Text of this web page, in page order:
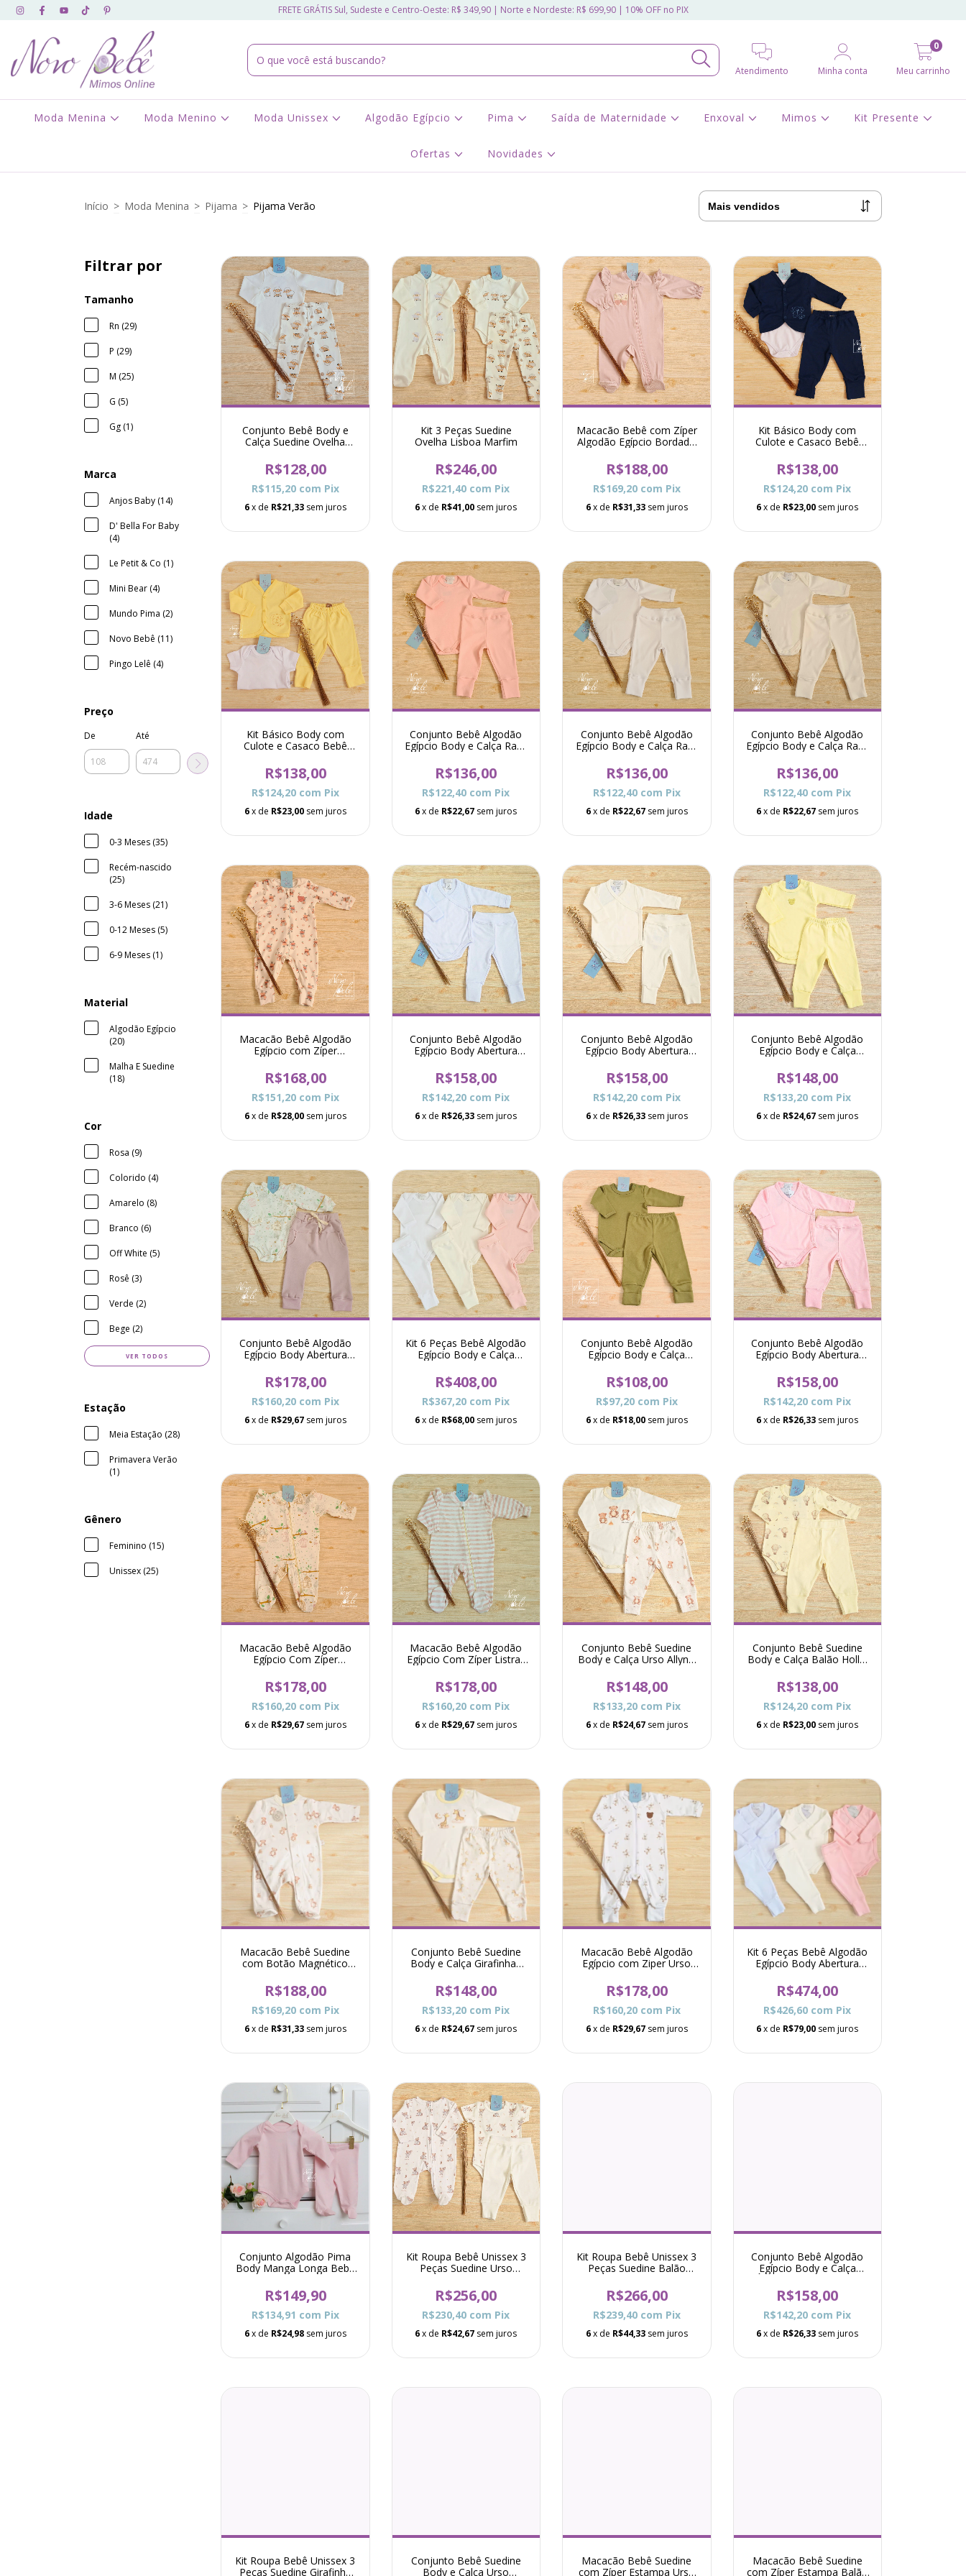
FRETE GRÁTIS Sul, Sudeste e Centro-Oeste: R$ 349,90 | Norte e Nordeste: R$ 699,90 | 10% OFF no PIX
Atendimento Minha conta Meu carrinho
0
Moda Menina Moda Menino Moda Unissex Algodão Egípcio Pima Saída de Maternidade Enxoval Mimos Kit Presente
Ofertas Novidades
Início > Moda Menina > Pijama > Pijama Verão
Filtrar por
Tamanho
Rn (29)
P (29)
M (25)
G (5)
Gg (1)
Marca
Anjos Baby (14)
D' Bella For Baby
(4)
Le Petit & Co (1)
Mini Bear (4)
Mundo Pima (2)
Novo Bebê (11)
Pingo Lelê (4)
Preço
De Até
Idade
0-3 Meses (35)
Recém-nascido
(25)
3-6 Meses (21)
0-12 Meses (5)
6-9 Meses (1)
Material
Algodão Egípcio
(20)
Malha E Suedine
(18)
Cor
Rosa (9)
Colorido (4)
Amarelo (8)
Branco (6)
Off White (5)
Rosê (3)
Verde (2)
Bege (2)
VER TODOS
Estação
Meia Estação (28)
Primavera Verão
(1)
Gênero
Feminino (15)
Unissex (25)
Conjunto Bebê Body e
Calça Suedine Ovelha
R$128,00
R$115,20 com Pix
6x de R$21,33 sem juros
Kit 3 Peças Suedine
Ovelha Lisboa Marfim
R$246,00
R$221,40 com Pix
6x de R$41,00 sem juros
Macacão Bebê com Zíper
Algodão Egípcio Bordado
R$188,00
R$169,20 com Pix
6x de R$31,33 sem juros
Kit Básico Body com
Culote e Casaco Bebê
R$138,00
R$124,20 com Pix
6x de R$23,00 sem juros
Kit Básico Body com
Culote e Casaco Bebê
R$138,00
R$124,20 com Pix
6x de R$23,00 sem juros
Conjunto Bebê Algodão
Egípcio Body e Calça Raf -
R$136,00
R$122,40 com Pix
6x de R$22,67 sem juros
Conjunto Bebê Algodão
Egípcio Body e Calça Raf -
R$136,00
R$122,40 com Pix
6x de R$22,67 sem juros
Conjunto Bebê Algodão
Egípcio Body e Calça Raf -
R$136,00
R$122,40 com Pix
6x de R$22,67 sem juros
Macacão Bebê Algodão
Egípcio com Zíper
Louise - Rosa Goiaba
R$168,00
R$151,20 com Pix
6x de R$28,00 sem juros
Conjunto Bebê Algodão
Egípcio Body Abertura
R$158,00
R$142,20 com Pix
6x de R$26,33 sem juros
Conjunto Bebê Algodão
Egípcio Body Abertura
R$158,00
R$142,20 com Pix
6x de R$26,33 sem juros
Conjunto Bebê Algodão
Egípcio Body e Calça
R$148,00
R$133,20 com Pix
6x de R$24,67 sem juros
Conjunto Bebê Algodão
Egípcio Body Abertura
Rosê
R$178,00
R$160,20 com Pix
6x de R$29,67 sem juros
Kit 6 Peças Bebê Algodão
Egípcio Body e Calça
R$408,00
R$367,20 com Pix
6x de R$68,00 sem juros
Conjunto Bebê Algodão
Egípcio Body e Calça
R$108,00
R$97,20 com Pix
6x de R$18,00 sem juros
Conjunto Bebê Algodão
Egípcio Body Abertura
R$158,00
R$142,20 com Pix
6x de R$26,33 sem juros
Macacão Bebê Algodão
Egípcio Com Zíper
Colorido
R$178,00
R$160,20 com Pix
6x de R$29,67 sem juros
Macacão Bebê Algodão
Egípcio Com Zíper Listras
R$178,00
R$160,20 com Pix
6x de R$29,67 sem juros
Conjunto Bebê Suedine
Body e Calça Urso Allyn -
R$148,00
R$133,20 com Pix
6x de R$24,67 sem juros
Conjunto Bebê Suedine
Body e Calça Balão Hollis
R$138,00
R$124,20 com Pix
6x de R$23,00 sem juros
Macacão Bebê Suedine
com Botão Magnético
R$188,00
R$169,20 com Pix
6x de R$31,33 sem juros
Conjunto Bebê Suedine
Body e Calça Girafinhas
R$148,00
R$133,20 com Pix
6x de R$24,67 sem juros
Macacão Bebê Algodão
Egípcio com Ziper Urso
R$178,00
R$160,20 com Pix
6x de R$29,67 sem juros
Kit 6 Peças Bebê Algodão
Egípcio Body Abertura
Menina Rosa
R$474,00
R$426,60 com Pix
6x de R$79,00 sem juros
Conjunto Algodão Pima
Body Manga Longa Bebê
R$149,90
R$134,91 com Pix
6x de R$24,98 sem juros
Kit Roupa Bebê Unissex 3
Peças Suedine Urso
R$256,00
R$230,40 com Pix
6x de R$42,67 sem juros
Kit Roupa Bebê Unissex 3
Peças Suedine Balão
R$266,00
R$239,40 com Pix
6x de R$44,33 sem juros
Conjunto Bebê Algodão
Egípcio Body e Calça
R$158,00
R$142,20 com Pix
6x de R$26,33 sem juros
Kit Roupa Bebê Unissex 3
Peças Suedine Girafinha
Conjunto Bebê Suedine
Body e Calça Urso
Macacão Bebê Suedine
com Zíper Estampa Urso
Macacão Bebê Suedine
com Zíper Estampa Balão